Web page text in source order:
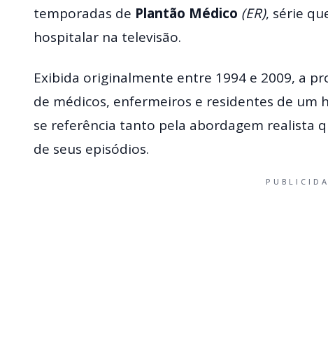
temporadas de Plantão Médico (ER), série
hospitalar na televisão.
Exibida originalmente entre 1994 e 2009, a
de médicos, enfermeiros e residentes de um
se referência tanto pela abordagem realista
de seus episódios.